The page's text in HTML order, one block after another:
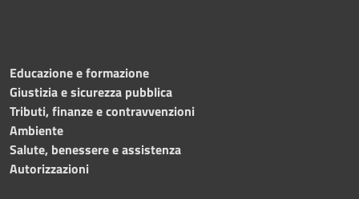
Educazione e formazione
Giustizia e sicurezza pubblica
Tributi, finanze e contravvenzioni
Ambiente
Salute, benessere e assistenza
Autorizzazioni